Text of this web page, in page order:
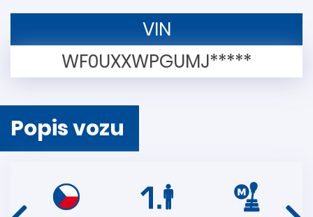
VIN
WF0UXXWPGUMJ*****
Popis vozu